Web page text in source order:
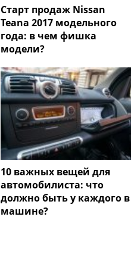
Старт продаж Nissan
Teana 2017 модельного
года: в чем фишка
модели?
10 важных вещей для
автомобилиста: что
должно быть у каждого в
машине?